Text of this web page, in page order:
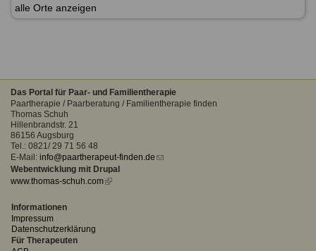
alle Orte anzeigen
Das Portal für Paar- und Familientherapie
Paartherapie / Paarberatung / Familientherapie finden
Thomas Schuh
Hillenbrandstr. 21
86156 Augsburg
Tel.: 0821/ 29 71 56 48
E-Mail: info@paartherapeut-finden.de (link
Webentwicklung mit Drupal
www.thomas-schuh.com(link
Informationen
Impressum
Datenschutzerklärung
Für Therapeuten